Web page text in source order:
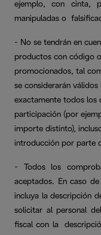
ejemplo, con cinta,
manipuladas o
- No se tendrán en
productos con código
promocionados, tal
se considerarán
exactamente todos los
participación (por
importe distinto),
introducción por parte
- Todos los
aceptados. En caso
incluya la descripción
solicitar al personal
fiscal con la